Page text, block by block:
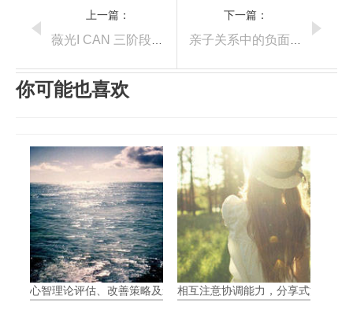
上一篇：
下一篇：
你可能也喜欢
心智理论评估、改善策略及影响相互注意协调能力，分享式注意力